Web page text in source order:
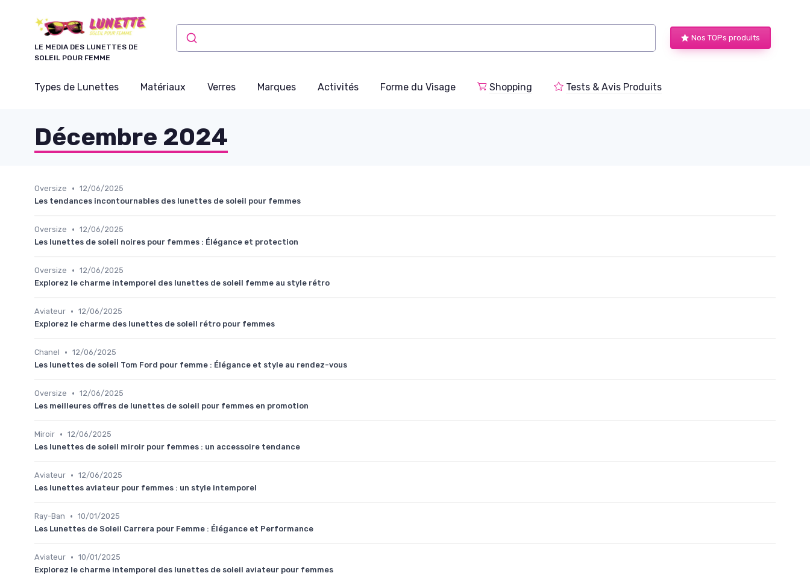
LE MEDIA DES LUNETTES DE
SOLEIL POUR FEMME
Nos TOPs produits
Types de Lunettes Matériaux Verres Marques Activités Forme du Visage Shopping Tests & Avis Produits
Décembre 2024
Oversize • 12/06/2025
Les tendances incontournables des lunettes de soleil pour femmes
Oversize • 12/06/2025
Les lunettes de soleil noires pour femmes : Élégance et protection
Oversize • 12/06/2025
Explorez le charme intemporel des lunettes de soleil femme au style rétro
Aviateur • 12/06/2025
Explorez le charme des lunettes de soleil rétro pour femmes
Chanel • 12/06/2025
Les lunettes de soleil Tom Ford pour femme : Élégance et style au rendez-vous
Oversize • 12/06/2025
Les meilleures offres de lunettes de soleil pour femmes en promotion
Miroir • 12/06/2025
Les lunettes de soleil miroir pour femmes : un accessoire tendance
Aviateur • 12/06/2025
Les lunettes aviateur pour femmes : un style intemporel
Ray-Ban • 10/01/2025
Les Lunettes de Soleil Carrera pour Femme : Élégance et Performance
Aviateur • 10/01/2025
Explorez le charme intemporel des lunettes de soleil aviateur pour femmes